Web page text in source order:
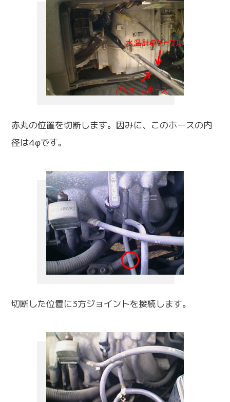
赤丸の位置を切断します。因みに、このホースの内
径は4φです。
切断した位置に3方ジョイントを接続します。